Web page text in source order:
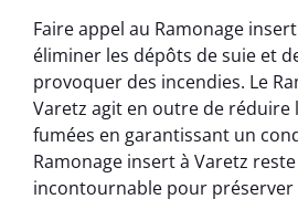
Faire appel au Ramonage
éliminer les dépôts de suie et
provoquer des incendies. Le
Varetz agit en outre de réduire
fumées en garantissant un
Ramonage insert à Varetz
incontournable pour